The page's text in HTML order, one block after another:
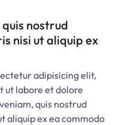
nostrud
nisi ut aliquip ex
adipisicing elit,
ut labore et dolore
quis nostrud
aliquip ex ea commodo